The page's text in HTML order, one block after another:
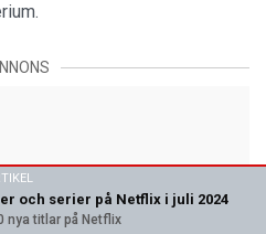
och serier på Netflix i juli 2024
nya titlar på Netflix